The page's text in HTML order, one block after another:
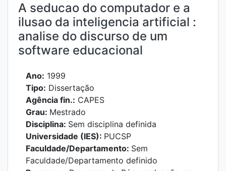
A seducao do computador e a
ilusao da inteligencia artificial :
analise do discurso de um
software educacional
Ano: 1999
Tipo: Dissertação
Agência fin.: CAPES
Grau: Mestrado
Disciplina: Sem disciplina definida
Universidade (IES): PUCSP
Faculdade/Departamento: Sem
Faculdade/Departamento definido